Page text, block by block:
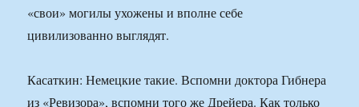
«свои» могилы ухожены и вполне себе
цивилизованно выглядят.
Касаткин: Немецкие такие. Вспомни доктора Гибнера
из «Ревизора», вспомни того же Дрейера. Как только